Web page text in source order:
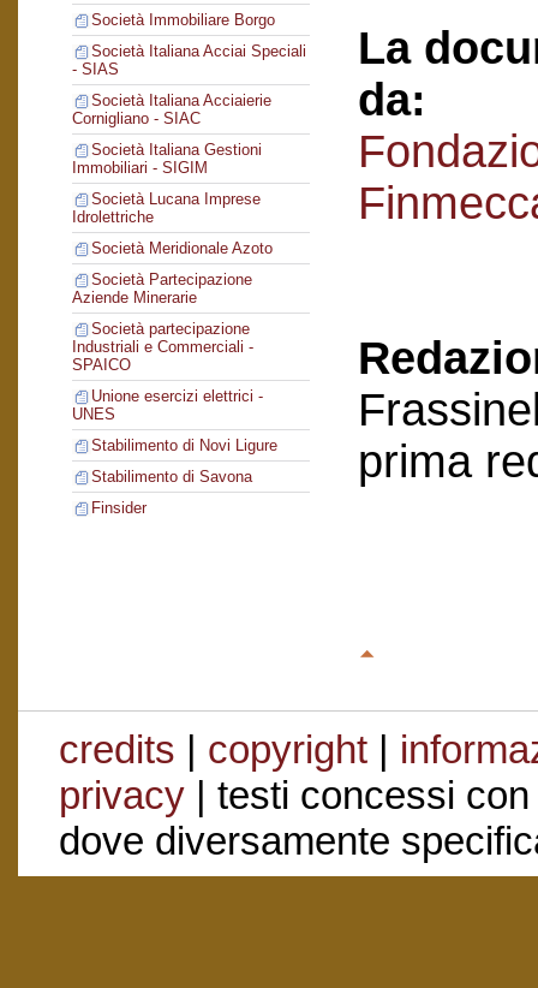
Società Immobiliare Borgo
Società Italiana Acciai Speciali
- SIAS
Società Italiana Acciaierie
Cornigliano - SIAC
Società Italiana Gestioni
Immobiliari - SIGIM
Società Lucana Imprese
Idrolettriche
Società Meridionale Azoto
Società Partecipazione
Aziende Minerarie
Società partecipazione
Industriali e Commerciali -
SPAICO
Unione esercizi elettrici -
UNES
Stabilimento di Novi Ligure
Stabilimento di Savona
Finsider
La
da:
prima
credits | copyright|
privacy| testi concessi
dove diversamente